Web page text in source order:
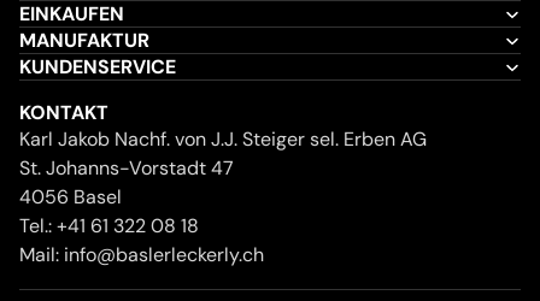
EINKAUFEN
MANUFAKTUR
KUNDENSERVICE
KONTAKT
Karl Jakob Nachf. von J.J. Steiger sel. Erben AG
St. Johanns-Vorstadt 47
4056 Basel
Tel.:+41 61 322 08 18
Mail: info@baslerleckerly.ch